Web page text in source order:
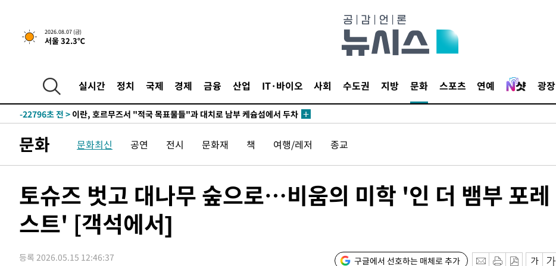
2026.08.07 (금)
서울 32.3℃
실시간 정치 국제 경제 금융 산업 IT·바이오 사회 수도권 지방 문화 스포츠 연예 광장
-31415초 전 >[속보]삼성전자·SK하이닉스 동반 강보합…1%대 상승 출발
-31401초 전 >[속보]코스닥, 5.95포인트(0.74%) 상승한 807.62개장
-28534초 전 >
시리아 다마스쿠스 교외에서 미니버스 폭발.. 14명 부상, 3명은 중
-27832초 전 >
-22796초 전 > 이란, 호르무즈서 "적국 목표물들"과 대치로 남부 케슘섬에서 두차
발효
-19662초 전 >
[속보]트럼프, 美 원정출산 금지 행정명령 서명
-17362초 전 >[속보] 뉴욕증시, 일제 하락 마감…나스닥 0.06%↓
-31884초 전 >[속보]합수본, '투표율 허위 입력' 중앙·서울·경기도 선관위 등 9곳
-31639초 전 >
[속보]원·달러 환율, 오전 9시 1423.8원
-31435초 전 >
[속보]삼성전자·SK하이닉스 동반 강보합…1%대 상승 출발
-31389초 전 >[속보]코스피, 6300선 재탈환…1.09% 오른 6365.07 개장
문화 문화최신 공연 전시 문화재 책 여행/레저 종교
토슈즈 벗고 대나무 숲으로…비움의 미학 '인 더 뱀부 포레
스트' [객석에서]
등록 2026.05.15 12:46:37 구글에서 선호하는 매체로 추가